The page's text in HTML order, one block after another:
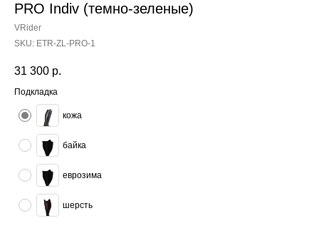
PRO Indiv (темно-зеленые)
VRider
SKU: ETR-ZL-PRO-1
31 300 р.
Подкладка
кожа
байка
еврозима
шерсть